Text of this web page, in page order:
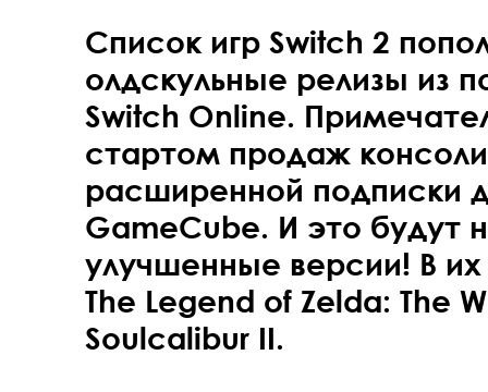
Список игр Switch 2
олдскульные релизы из
Switch Online.
стартом продаж
расширенной подписки
GameCube. И это будут
улучшенные версии! В их
The Legend of Zelda: The
Soulcalibur II.